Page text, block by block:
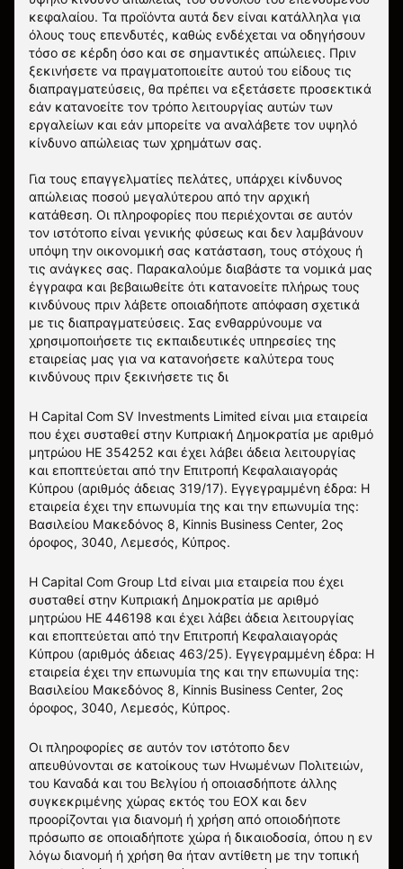
κεφαλαίου. Τα προϊόντα αυτά δεν είναι κατάλληλα για
όλους τους επενδυτές, καθώς ενδέχεται να οδηγήσουν
τόσο σε κέρδη όσο και σε σημαντικές απώλειες. Πριν
ξεκινήσετε να πραγματοποιείτε αυτού του είδους τις
διαπραγματεύσεις, θα πρέπει να εξετάσετε προσεκτικά
εάν κατανοείτε τον τρόπο λειτουργίας αυτών των
εργαλείων και εάν μπορείτε να αναλάβετε τον υψηλό
κίνδυνο απώλειας των χρημάτων σας.
Για τους επαγγελματίες πελάτες, υπάρχει κίνδυνος
απώλειας ποσού μεγαλύτερου από την αρχική
κατάθεση. Οι πληροφορίες που περιέχονται σε αυτόν
τον ιστότοπο είναι γενικής φύσεως και δεν λαμβάνουν
υπόψη την οικονομική σας κατάσταση, τους στόχους ή
τις ανάγκες σας. Παρακαλούμε διαβάστε τα νομικά μας
έγγραφα και βεβαιωθείτε ότι κατανοείτε πλήρως τους
κινδύνους πριν λάβετε οποιαδήποτε απόφαση σχετικά
με τις διαπραγματεύσεις. Σας ενθαρρύνουμε να
χρησιμοποιήσετε τις εκπαιδευτικές υπηρεσίες της
εταιρείας μας για να κατανοήσετε καλύτερα τους
κινδύνους πριν ξεκινήσετε τις δι
Η Capital Com SV Investments Limited είναι μια εταιρεία
που έχει συσταθεί στην Κυπριακή Δημοκρατία με αριθμό
μητρώου HE 354252 και έχει λάβει άδεια λειτουργίας
και εποπτεύεται από την Επιτροπή Κεφαλαιαγοράς
Κύπρου (αριθμός άδειας 319/17). Εγγεγραμμένη έδρα: Η
εταιρεία έχει την επωνυμία της και την επωνυμία της:
Βασιλείου Μακεδόνος 8, Kinnis Business Center, 2ος
όροφος, 3040, Λεμεσός, Κύπρος.
Η Capital Com Group Ltd είναι μια εταιρεία που έχει
συσταθεί στην Κυπριακή Δημοκρατία με αριθμό
μητρώου ΗΕ 446198 και έχει λάβει άδεια λειτουργίας
και εποπτεύεται από την Επιτροπή Κεφαλαιαγοράς
Κύπρου (αριθμός άδειας 463/25). Εγγεγραμμένη έδρα: Η
εταιρεία έχει την επωνυμία της και την επωνυμία της:
Βασιλείου Μακεδόνος 8, Kinnis Business Center, 2ος
όροφος, 3040, Λεμεσός, Κύπρος.
Οι πληροφορίες σε αυτόν τον ιστότοπο δεν
απευθύνονται σε κατοίκους των Ηνωμένων Πολιτειών,
του Καναδά και του Βελγίου ή οποιασδήποτε άλλης
συγκεκριμένης χώρας εκτός του ΕΟΧ και δεν
προορίζονται για διανομή ή χρήση από οποιοδήποτε
πρόσωπο σε οποιαδήποτε χώρα ή δικαιοδοσία, όπου η εν
λόγω διανομή ή χρήση θα ήταν αντίθετη με την τοπική